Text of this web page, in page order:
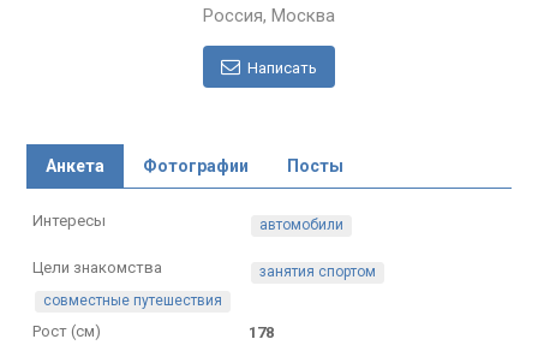
Россия, Москва
Написать
Анкета Фотографии Посты
Интересы автомобили
Цели знакомства
занятия спортом
совместные путешествия
Рост (см)
178